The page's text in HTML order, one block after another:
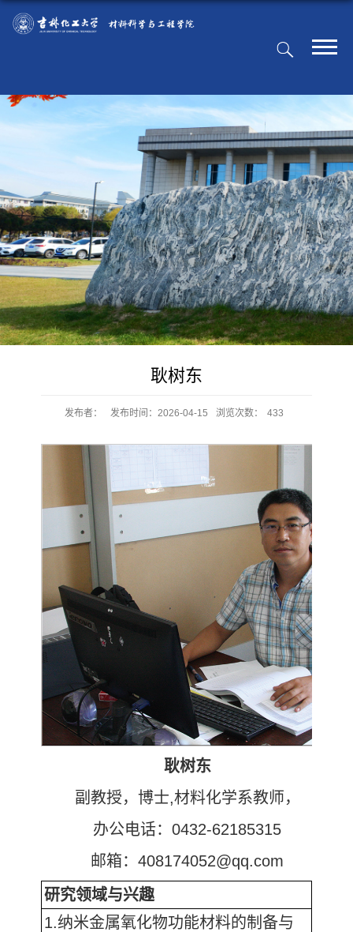
耿树东
发布者： 发布时间：2026-04-15 浏览次数： 433
耿树东
副教授，博士,材料化学系教师，
办公电话：0432-62185315
邮箱：408174052@qq.com
研究领域与兴趣
1.纳米金属氧化物功能材料的制备与